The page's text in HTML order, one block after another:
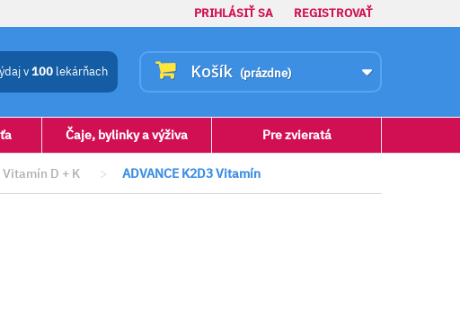
PRIHLÁSIŤ SA REGISTROVAŤ
Košík (prázdne)
v100 lekárňach
Čaje, bylinky a výživa Pre zvieratá
Vitamín D + K > ADVANCE K2D3 Vitamín